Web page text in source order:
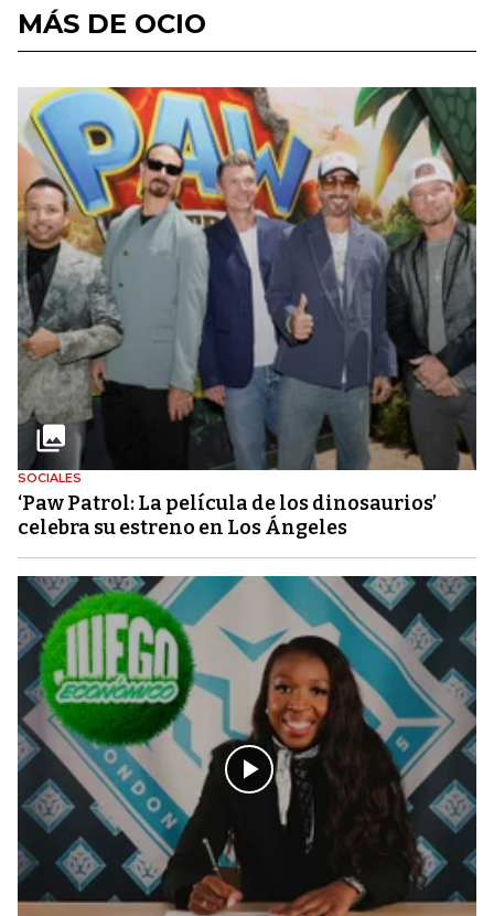
MÁS DE OCIO
SOCIALES
‘Paw Patrol: La película de los dinosaurios’
celebra su estreno en Los Ángeles